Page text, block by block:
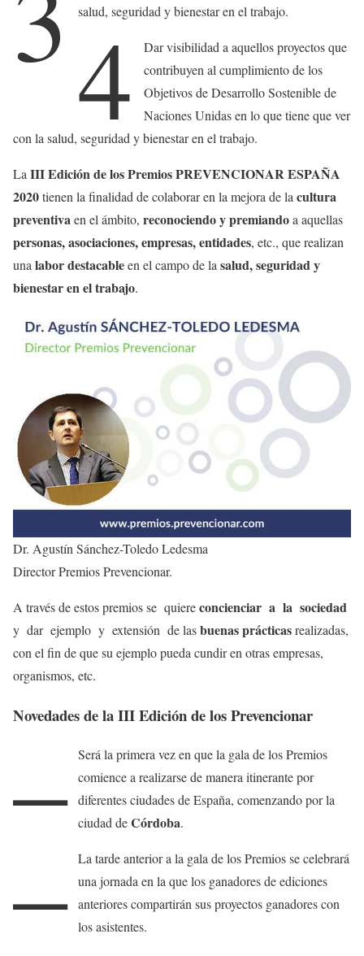
salud, seguridad y bienestar en el trabajo.
4
Dar visibilidad a aquellos proyectos que
contribuyen al cumplimiento de los
Objetivos de Desarrollo Sostenible de
Naciones Unidas en lo que tiene que ver
con la salud, seguridad y bienestar en el trabajo.
La III Edición de los Premios PREVENCIONAR ESPAÑA
2020tienen la finalidad de colaborar en la mejora de la cultura
preventiva en el ámbito, reconociendo y premiandoa aquellas
personas, asociaciones, empresas, entidades, etc., que realizan
una labor destacableen el campo de la salud, seguridad y
bienestar en el trabajo.
Dr. Agustín Sánchez-Toledo Ledesma
Director Premios Prevencionar.
A través de estos premios se quiereconcienciar a la sociedad
y dar ejemplo y extensión de lasbuenas prácticasrealizadas,
con el fin de que su ejemplo pueda cundir en otras empresas,
organismos, etc.
Novedades de la III Edición de los Prevencionar
–
Será la primera vez en que la gala de los Premios
comience a realizarse de manera itinerante por
diferentes ciudades de España, comenzando por la
ciudad deCórdoba.
–
La tarde anterior a la gala de los Premios se celebrará
una jornada en la que los ganadores de ediciones
anteriores compartirán sus proyectos ganadores con
los asistentes.